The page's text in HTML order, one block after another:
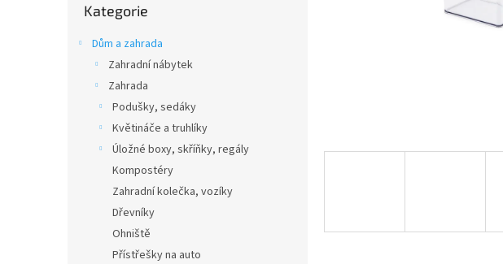
kategorie
Kategorie
Dům a zahrada
Zahradní nábytek
Zahrada
Podušky, sedáky
Květináče a truhlíky
Úložné boxy, skříňky, regály
Kompostéry
Zahradní kolečka, vozíky
Dřevníky
Ohniště
Přístřešky na auto